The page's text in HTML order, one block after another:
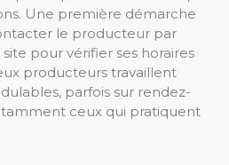
Une première démarche
le producteur par
pour vérifier ses horaires
producteurs travaillent
parfois sur rendez-
ceux qui pratiquent